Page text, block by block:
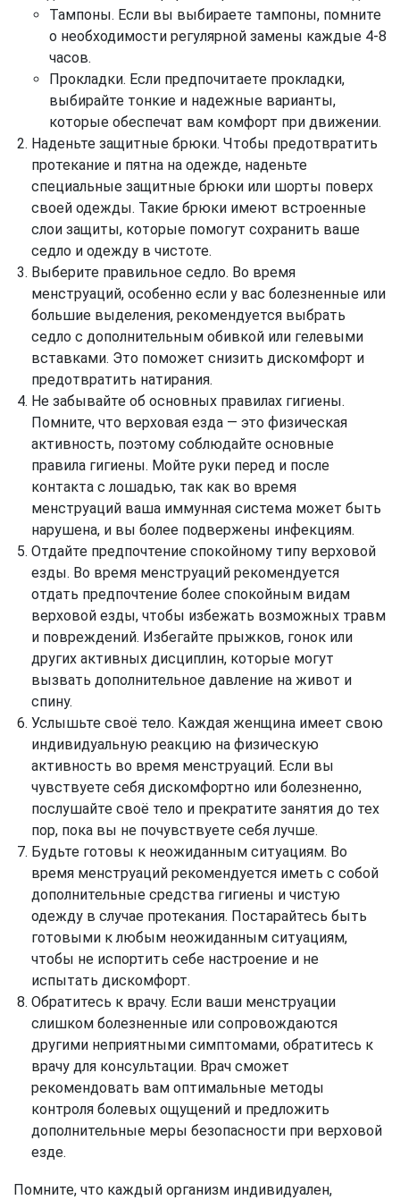
Тампоны. Если вы выбираете тампоны, помните
о необходимости регулярной замены каждые 4-8
часов.
Прокладки. Если предпочитаете прокладки,
выбирайте тонкие и надежные варианты,
которые обеспечат вам комфорт при движении.
Наденьте защитные брюки. Чтобы предотвратить
протекание и пятна на одежде, наденьте
специальные защитные брюки или шорты поверх
своей одежды. Такие брюки имеют встроенные
слои защиты, которые помогут сохранить ваше
седло и одежду в чистоте.
Выберите правильное седло. Во время
менструаций, особенно если у вас болезненные или
большие выделения, рекомендуется выбрать
седло с дополнительным обивкой или гелевыми
вставками. Это поможет снизить дискомфорт и
предотвратить натирания.
Не забывайте об основных правилах гигиены.
Помните, что верховая езда — это физическая
активность, поэтому соблюдайте основные
правила гигиены. Мойте руки перед и после
контакта с лошадью, так как во время
менструаций ваша иммунная система может быть
нарушена, и вы более подвержены инфекциям.
Отдайте предпочтение спокойному типу верховой
езды. Во время менструаций рекомендуется
отдать предпочтение более спокойным видам
верховой езды, чтобы избежать возможных травм
и повреждений. Избегайте прыжков, гонок или
других активных дисциплин, которые могут
вызвать дополнительное давление на живот и
спину.
Услышьте своё тело. Каждая женщина имеет свою
индивидуальную реакцию на физическую
активность во время менструаций. Если вы
чувствуете себя дискомфортно или болезненно,
послушайте своё тело и прекратите занятия до тех
пор, пока вы не почувствуете себя лучше.
Будьте готовы к неожиданным ситуациям. Во
время менструаций рекомендуется иметь с собой
дополнительные средства гигиены и чистую
одежду в случае протекания. Постарайтесь быть
готовыми к любым неожиданным ситуациям,
чтобы не испортить себе настроение и не
испытать дискомфорт.
Обратитесь к врачу. Если ваши менструации
слишком болезненные или сопровождаются
другими неприятными симптомами, обратитесь к
врачу для консультации. Врач сможет
рекомендовать вам оптимальные методы
контроля болевых ощущений и предложить
дополнительные меры безопасности при верховой
езде.
Помните, что каждый организм индивидуален,